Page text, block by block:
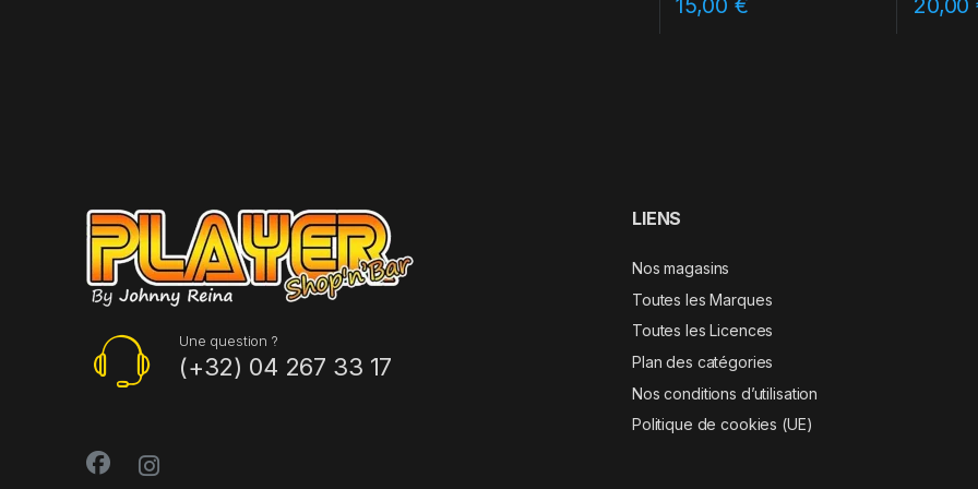
15,00 € 20,00
Une question ?
(+32) 04 267 33 17
LIENS
Nos magasins
Toutes les Marques
Toutes les Licences
Plan des catégories
Nos conditions d’utilisation
Politique de cookies (UE)